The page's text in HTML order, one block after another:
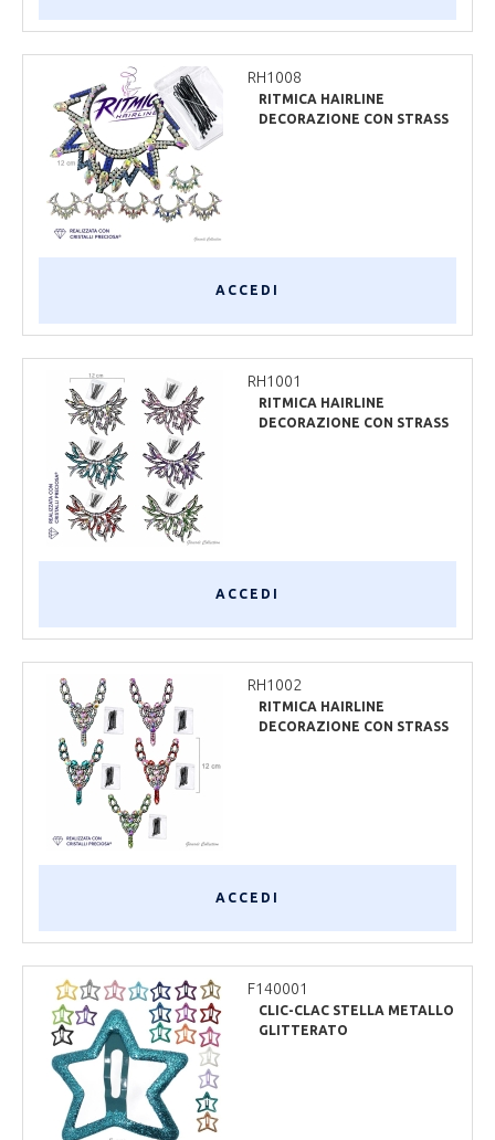
RH1008
RITMICA HAIRLINE
DECORAZIONE CON STRASS
ACCEDI
RH1001
RITMICA HAIRLINE
DECORAZIONE CON STRASS
ACCEDI
RH1002
RITMICA HAIRLINE
DECORAZIONE CON STRASS
ACCEDI
F140001
CLIC-CLAC STELLA METALLO
GLITTERATO